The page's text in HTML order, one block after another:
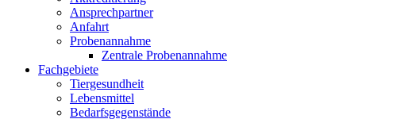
Ansprechpartner
Anfahrt
Probenannahme
Zentrale Probenannahme
Fachgebiete
Tiergesundheit
Lebensmittel
Bedarfsgegenstände